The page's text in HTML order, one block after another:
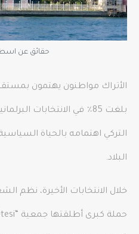
حقائق عن
الأتراك مواطنون يهتمون
بلغت 85٪ في الانتخابات
التركي اهتمامه بالحياة
البلاد.
خلال الانتخابات الأخيرة، نظم